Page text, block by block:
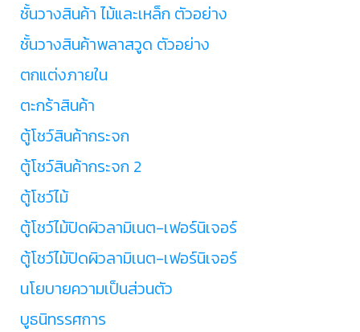
ชั้นวางสินค้า ไม้และเหล็ก ตัวอย่าง
ชั้นวางสินค้าพลาสวูด ตัวอย่าง
ตกแต่งภายใน
ตะกร้าสินค้า
ตู้โชว์สินค้ากระจก
ตู้โชว์สินค้ากระจก 2
ตู้โชว์ไม้
ตู้โชว์ไม้ปิดผิวลามิเนต-เฟอร์นิเจอร์
ตู้โชว์ไม้ปิดผิวลามิเนต-เฟอร์นิเจอร์
นโยบายความเป็นส่วนตัว
บูธนิทรรศการ